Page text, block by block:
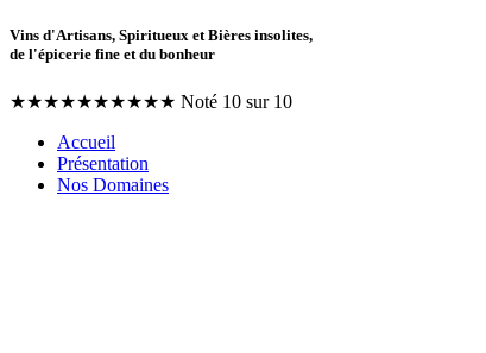
Vins d'Artisans, Spiritueux et Bières insolites,
de l'épicerie fine et du bonheur
★★★★★★★★★★ Noté 10 sur 10
Accueil
Présentation
Nos Domaines